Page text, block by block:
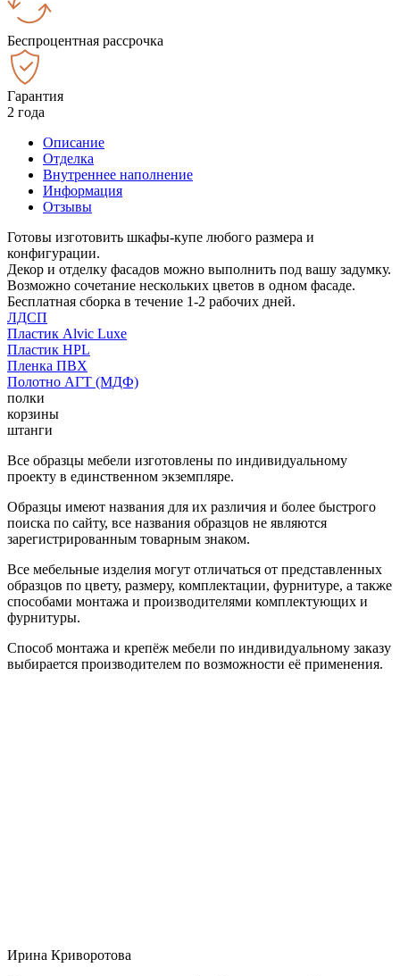
Беспроцентная рассрочка
Гарантия
2 года
Описание
Отделка
Внутреннее наполнение
Информация
Отзывы
Готовы изготовить шкафы-купе любого размера и
конфигурации.
Декор и отделку фасадов можно выполнить под вашу задумку.
Возможно сочетание нескольких цветов в одном фасаде.
Бесплатная сборка в течение 1-2 рабочих дней.
ЛДСП
Пластик Alvic Luxe
Пластик HPL
Пленка ПВХ
Полотно АГТ (МДФ)
полки
корзины
штанги
Все образцы мебели изготовлены по индивидуальному
проекту в единственном экземпляре.
Образцы имеют названия для их различия и более быстрого
поиска по сайту, все названия образцов не являются
зарегистрированным товарным знаком.
Все мебельные изделия могут отличаться от представленных
образцов по цвету, размеру, комплектации, фурнитуре, а также
способами монтажа и производителями комплектующих и
фурнитуры.
Способ монтажа и крепёж мебели по индивидуальному заказу
выбирается производителем по возможности её применения.
Ирина Криворотова